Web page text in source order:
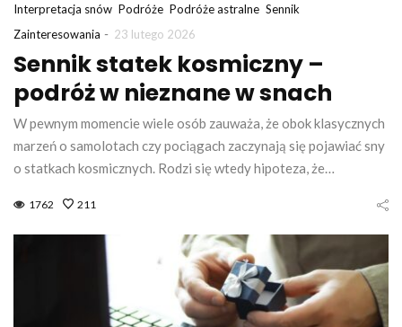
Interpretacja snów Podróże Podróże astralne Sennik
Zainteresowania - 23 lutego 2026
Sennik statek kosmiczny –
podróż w nieznane w snach
W pewnym momencie wiele osób zauważa, że obok klasycznych
marzeń o samolotach czy pociągach zaczynają się pojawiać sny
o statkach kosmicznych. Rodzi się wtedy hipoteza, że…
1762 211